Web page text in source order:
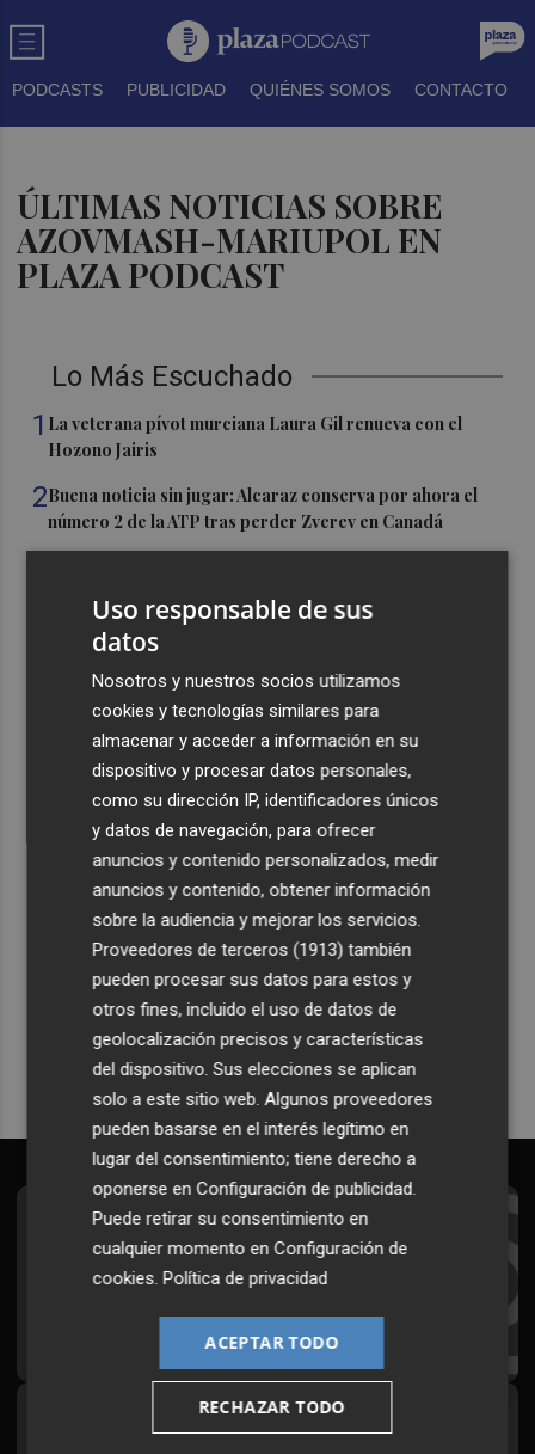
PODCASTS PUBLICIDAD QUIÉNES SOMOS CONTACTO
ÚLTIMAS NOTICIAS SOBRE
AZOVMASH-MARIUPOL EN
PLAZA PODCAST
Lo Más Escuchado
1 La veterana pívot murciana Laura Gil renueva con el
Hozono Jairis
2Buena noticia sin jugar: Alcaraz conserva por ahora el
número 2 de la ATP tras perder Zverev en Canadá
Los murcianos en el extranjero harán gala de identidad
Exterior
Fallece Andrés Gómez Mora, expresidente de Eurocaja
Recibe toda la actualidad de
Plaza Podcast en tu correo
Quiero suscribirme
Suscríbete al Boletín
Todos los días a primera hora en tu email
Síguenos en redes
Uso responsable de sus
datos
Nosotros y nuestros socios utilizamos
cookies y tecnologías similares para
almacenar y acceder a información en su
dispositivo y procesar datos personales,
como su dirección IP, identificadores únicos
y datos de navegación, para ofrecer
anuncios y contenido personalizados, medir
anuncios y contenido, obtener información
sobre la audiencia y mejorar los servicios.
Proveedores de terceros (1913) también
pueden procesar sus datos para estos y
otros fines, incluido el uso de datos de
geolocalización precisos y características
del dispositivo. Sus elecciones se aplican
solo a este sitio web. Algunos proveedores
pueden basarse en el interés legítimo en
lugar del consentimiento; tiene derecho a
oponerse enConfiguración de publicidad.
Puede retirar su consentimiento en
cualquier momento enConfiguración de
cookies.Política de privacidad
ACEPTAR TODO
RECHAZAR TODO